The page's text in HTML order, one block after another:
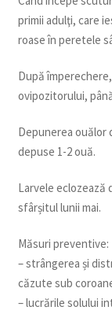
primii adulţi, care
roase în peretele
După
ovipozitorului,
Depunerea ouălor
depuse 1-2 ouă.
Larvele eclozează
sfârșitul lunii mai.
Măsuri preventive:
– strângerea și
căzute sub
– lucrările solului